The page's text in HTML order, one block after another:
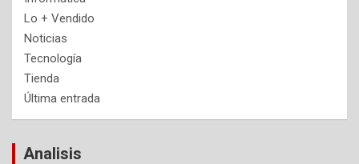
Lo + Vendido
Noticias
Tecnología
Tienda
Última entrada
Analisis